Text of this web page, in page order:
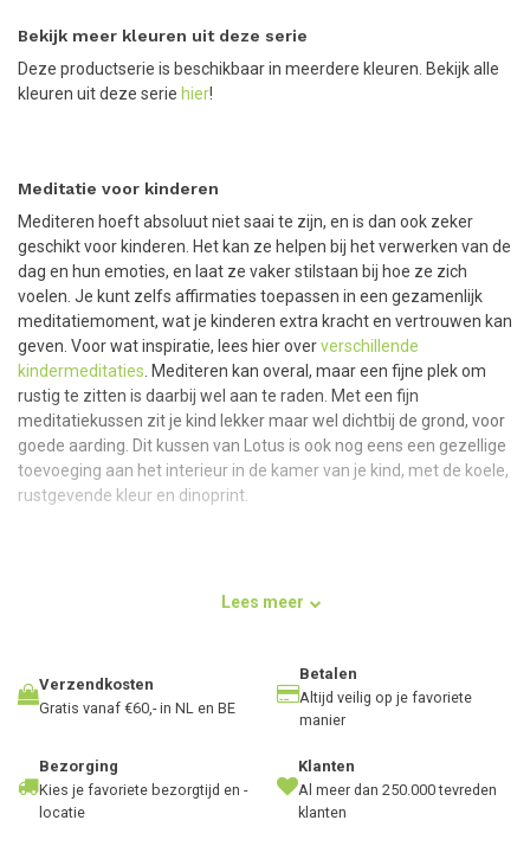
Bekijk meer kleuren uit deze serie
Deze productserie is beschikbaar in meerdere kleuren. Bekijk alle
kleuren uit deze serie hier!
Meditatie voor kinderen
Mediteren hoeft absoluut niet saai te zijn, en is dan ook zeker
geschikt voor kinderen. Het kan ze helpen bij het verwerken van de
dag en hun emoties, en laat ze vaker stilstaan bij hoe ze zich
voelen. Je kunt zelfs affirmaties toepassen in een gezamenlijk
meditatiemoment, wat je kinderen extra kracht en vertrouwen kan
geven. Voor wat inspiratie, lees hier oververschillende
kindermeditaties . Mediteren kan overal, maar een fijne plek om
rustig te zitten is daarbij wel aan te raden. Met een fijn
meditatiekussen zit je kind lekker maar wel dichtbij de grond, voor
goede aarding. Dit kussen van Lotus is ook nog eens een gezellige
toevoeging aan het interieur in de kamer van je kind, met de koele,
rustgevende kleur en dinoprint.
comfortabel zitje voor je kind, waar en wanneer dan ook. De
verhoging van het zitvlak zorgt voor ontspanning in de benen en
een opening van de heupen, waar onder andere veel emoties
formaat, neem je het kussen gemakkelijk overal mee naartoe.
Wanneer je kindje beweeglijker is, kan het ook lekker over het
kussen heen hangen en kruipen; houd het ontspannen en speels.
Lees meer
Verzendkosten
Gratis vanaf €60,- in NL en BE
Betalen
Altijd veilig op je favoriete
manier
Bezorging
Kies je favoriete bezorgtijd en -
locatie
Klanten
Al meer dan 250.000 tevreden
klanten